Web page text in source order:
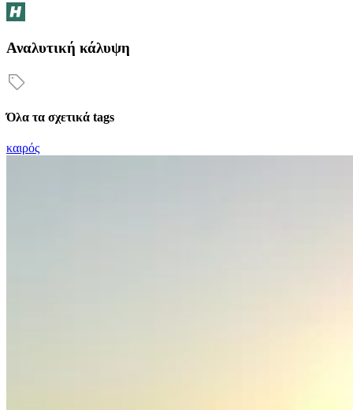
Αναλυτική κάλυψη
Όλα τα σχετικά tags
καιρός